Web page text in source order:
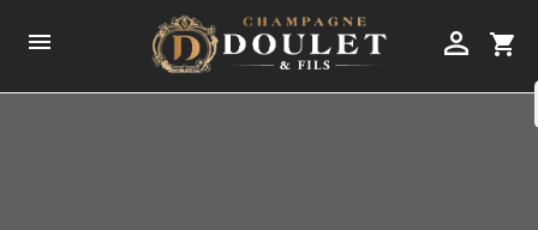
 shopping_cart
